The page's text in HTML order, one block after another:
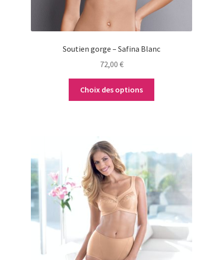
Soutien gorge – Safina Blanc
72,00 €
Choix des options
page
produit
Ce
produit
a
plusieurs
variations.
Les
options
peuvent
être
choisies